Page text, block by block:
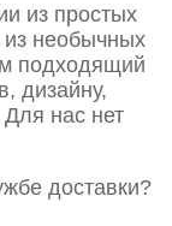
из простых
из необычных
подходящий
дизайну,
нас нет
доставки?